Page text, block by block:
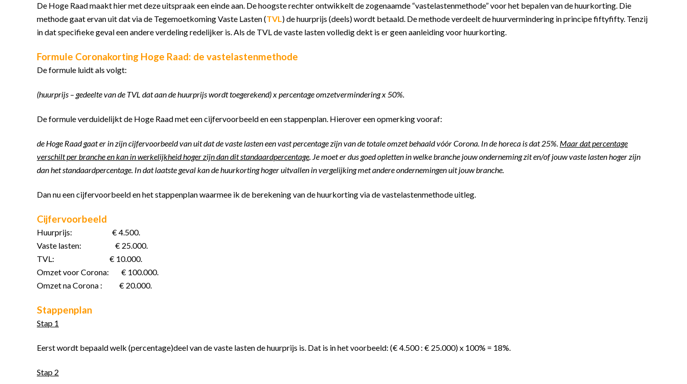
De Hoge Raad maakt hier met deze uitspraak een einde aan. De hoogste rechter ontwikkelt de zogenaamde “vastelastenmethode” voor het bepalen van de huurkorting. Die
methode gaat ervan uit dat via de Tegemoetkoming Vaste Lasten (TVL) de huurprijs (deels) wordt betaald. De methode verdeelt de huurvermindering in principe fiftyfifty. Tenzij
in dat specifieke geval een andere verdeling redelijker is. Als de TVL de vaste lasten volledig dekt is er geen aanleiding voor huurkorting.
Formule Coronakorting Hoge Raad: de vastelastenmethode
De formule luidt als volgt:
(huurprijs – gedeelte van de TVL dat aan de huurprijs wordt toegerekend) x percentage omzetvermindering x 50%.
De formule verduidelijkt de Hoge Raad met een cijfervoorbeeld en een stappenplan. Hierover een opmerking vooraf:
de Hoge Raad gaat er in zijn cijfervoorbeeld van uit dat de vaste lasten een vast percentage zijn van de totale omzet behaald vóór Corona. In de horeca is dat 25%. Maar dat percentage
verschilt per branche en kan in werkelijkheid hoger zijn dan dit standaardpercentage. Je moet er dus goed opletten in welke branche jouw onderneming zit en/of jouw vaste lasten hoger zijn
dan het standaardpercentage. In dat laatste geval kan de huurkorting hoger uitvallen in vergelijking met andere ondernemingen uit jouw branche.
Dan nu een cijfervoorbeeld en het stappenplan waarmee ik de berekening van de huurkorting via de vastelastenmethode uitleg.
Cijfervoorbeeld
Huurprijs: € 4.500.
Vaste lasten: € 25.000.
TVL: € 10.000.
Omzet voor Corona: € 100.000.
Omzet na Corona : € 20.000.
Stappenplan
Stap 1
Eerst wordt bepaald welk (percentage)deel van de vaste lasten de huurprijs is. Dat is in het voorbeeld: (€ 4.500 : € 25.000) x 100% = 18%.
Stap 2